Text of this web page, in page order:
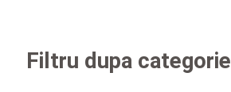
Filtru dupa categorie